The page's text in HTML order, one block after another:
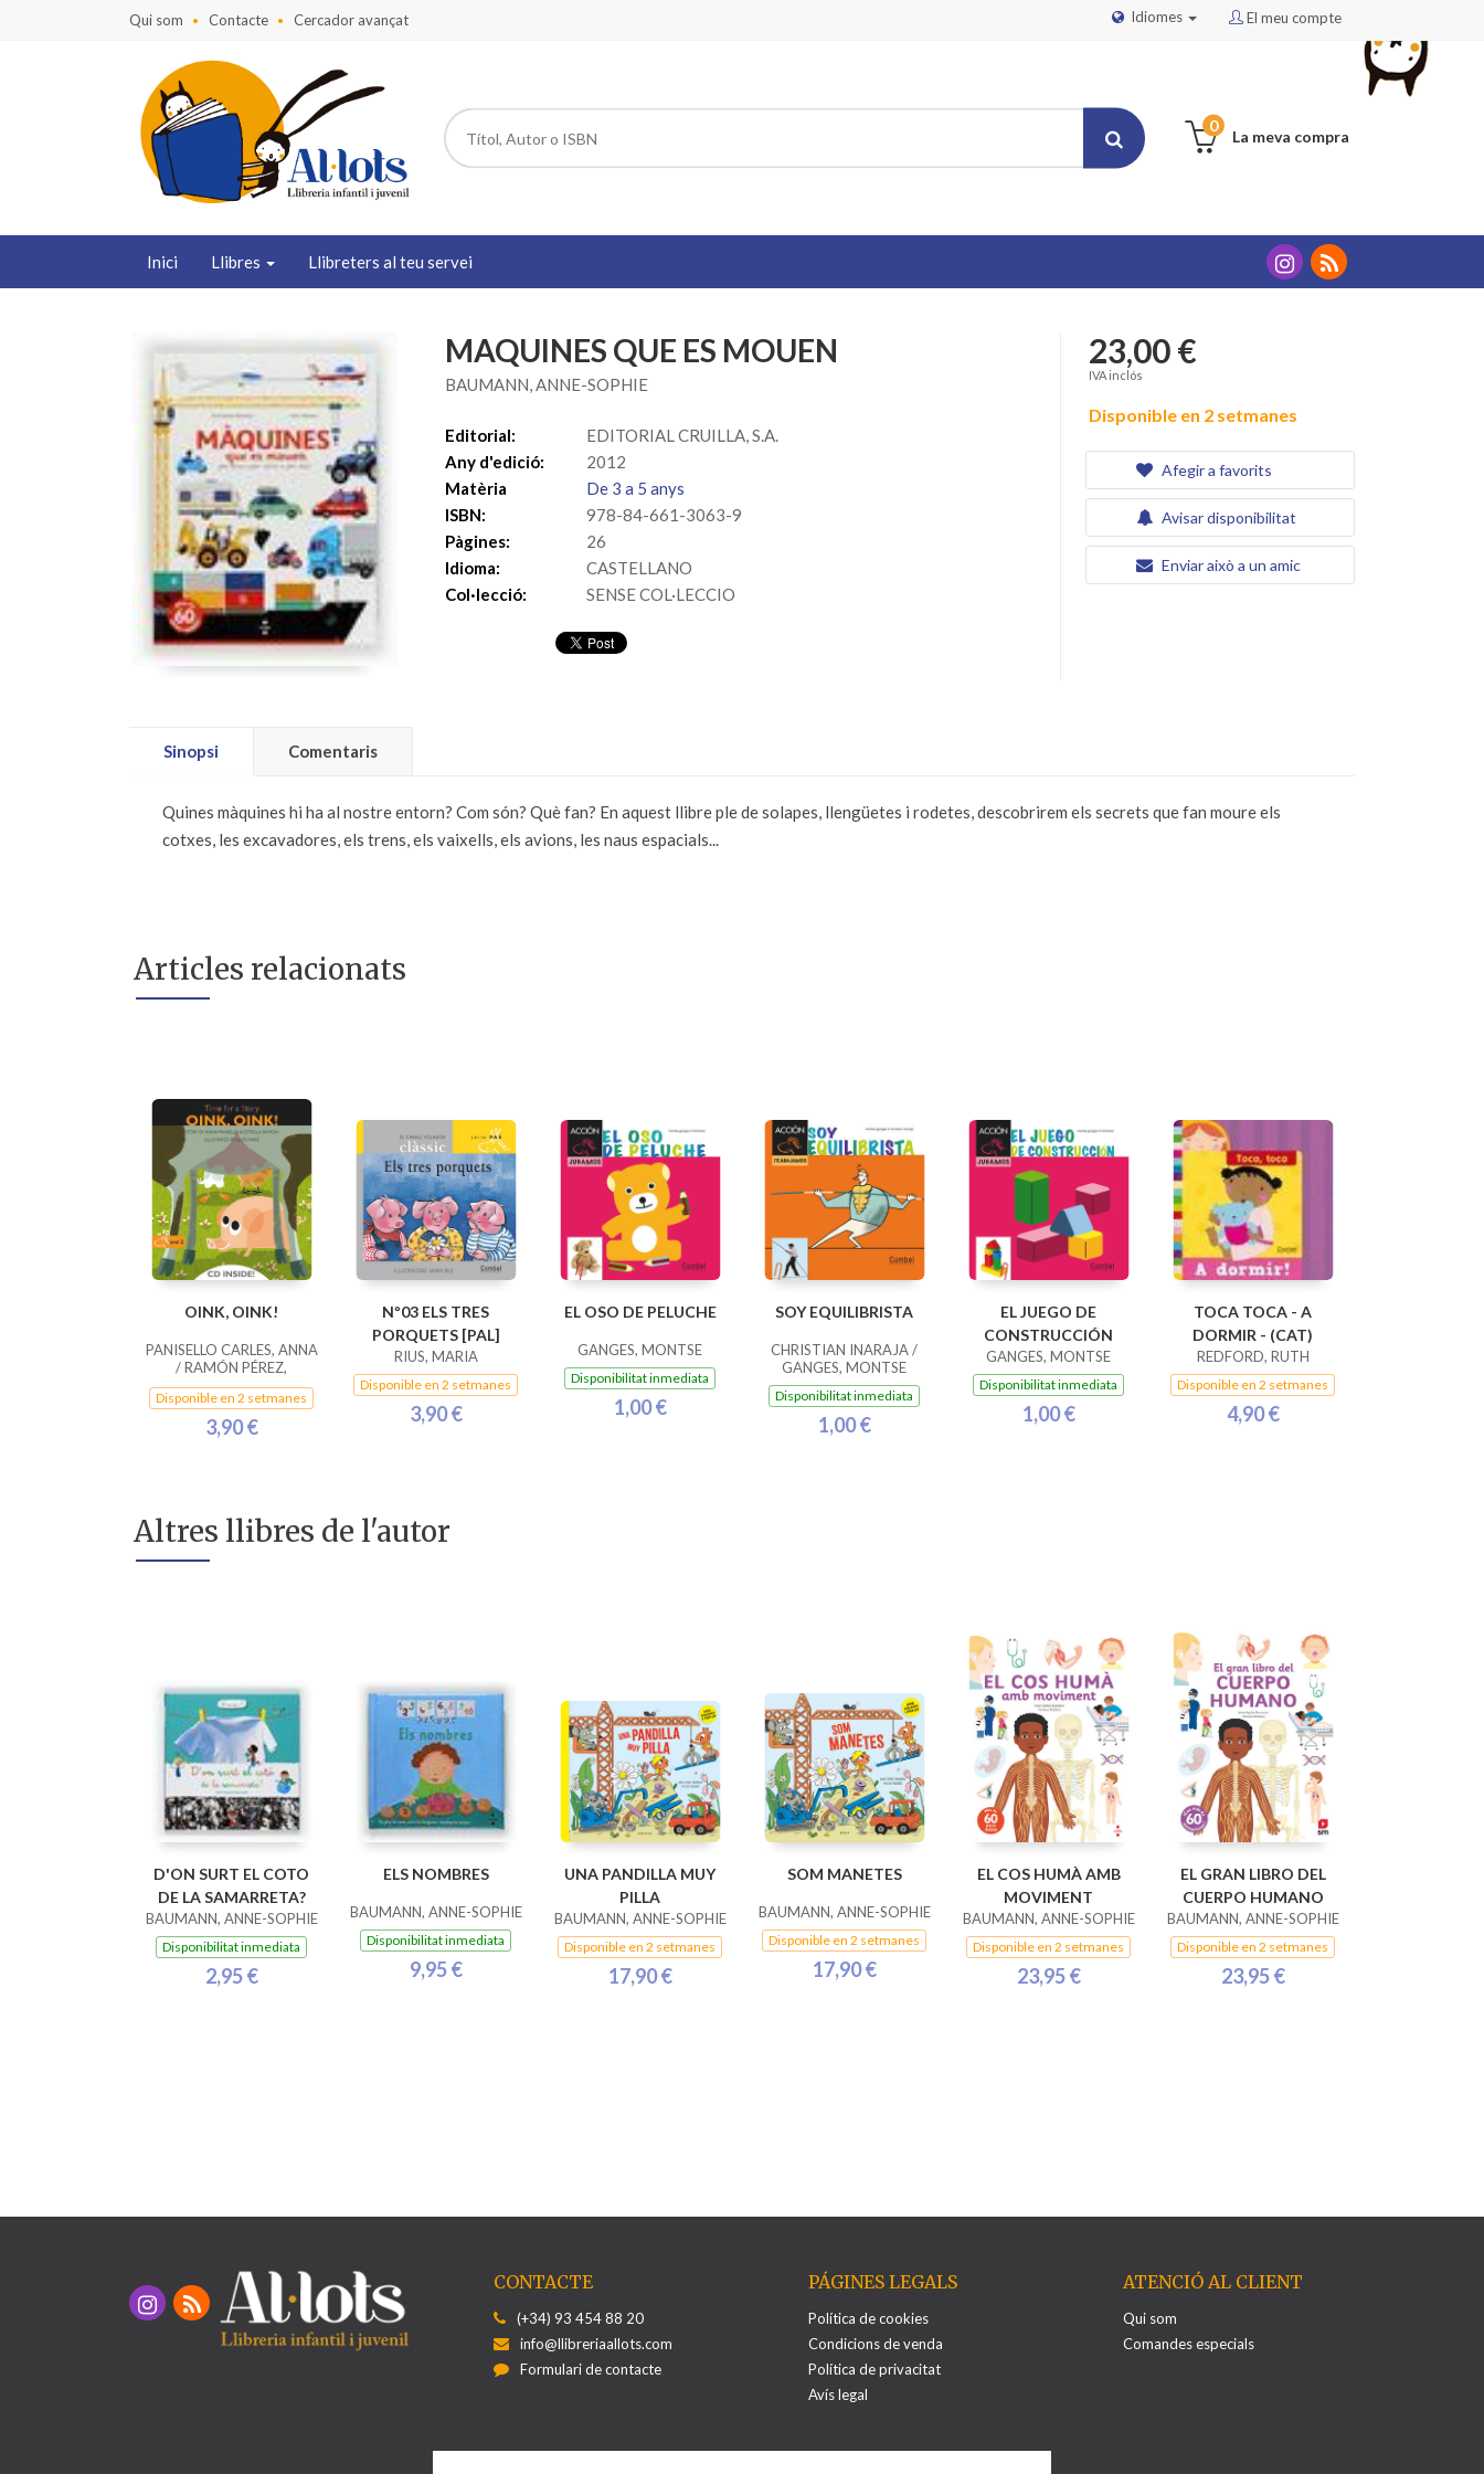
El meu compte
Idiomes
Qui som Contacte Cercador avançat
La meva compra
0
Inici Llibres Llibreters al teu servei
MAQUINES QUE ES MOUEN
BAUMANN, ANNE-SOPHIE
Editorial:
EDITORIAL CRUILLA, S.A.
Any d'edició:
2012
Matèria
De 3 a 5 anys
ISBN:
978-84-661-3063-9
Pàgines:
26
Idioma:
CASTELLANO
Col·lecció:
SENSE COL·LECCIO
23,00 €
IVA inclós
Disponible en 2 setmanes
Afegir a favorits
Avisar disponibilitat
Enviar això a un amic
Sinopsi Comentaris
Quines màquines hi ha al nostre entorn? Com són? Què fan? En aquest llibre ple de solapes, llengüetes i rodetes, descobrirem els secrets que fan moure els
cotxes, les excavadores, els trens, els vaixells, els avions, les naus espacials...
Articles relacionats
OINK, OINK!
PANISELLO CARLES, ANNA
/ RAMÓN PÉREZ,
ESTRELLA
Disponible en 2 setmanes
3,90 €
Nº03 ELS TRES
PORQUETS [PAL]
RIUS, MARIA
Disponible en 2 setmanes
3,90 €
EL OSO DE PELUCHE
GANGES, MONTSE
Disponibilitat inmediata
1,00 €
SOY EQUILIBRISTA
CHRISTIAN INARAJA /
GANGES, MONTSE
Disponibilitat inmediata
1,00 €
EL JUEGO DE
CONSTRUCCIÓN
GANGES, MONTSE
Disponibilitat inmediata
1,00 €
TOCA TOCA - A
DORMIR - (CAT)
REDFORD, RUTH
Disponible en 2 setmanes
4,90 €
Altres llibres de l'autor
D'ON SURT EL COTO
DE LA SAMARRETA?
BAUMANN, ANNE-SOPHIE
Disponibilitat inmediata
2,95 €
ELS NOMBRES
BAUMANN, ANNE-SOPHIE
Disponibilitat inmediata
9,95 €
UNA PANDILLA MUY
PILLA
BAUMANN, ANNE-SOPHIE
Disponible en 2 setmanes
17,90 €
SOM MANETES
BAUMANN, ANNE-SOPHIE
Disponible en 2 setmanes
17,90 €
EL COS HUMÀ AMB
MOVIMENT
BAUMANN, ANNE-SOPHIE
Disponible en 2 setmanes
23,95 €
EL GRAN LIBRO DEL
CUERPO HUMANO
BAUMANN, ANNE-SOPHIE
Disponible en 2 setmanes
23,95 €
CONTACTE
(+34) 93 454 88 20
info@llibreriaallots.com
Formulari de contacte
PÁGINES LEGALS
Política de cookies
Condicions de venda
Política de privacitat
Avís legal
ATENCIÓ AL CLIENT
Qui som
Comandes especials